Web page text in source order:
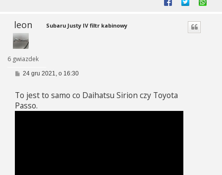
leon
6 gwiazdek
Subaru Justy IV filtr kabinowy
P
t
24 gru 2021, o 16:30
To jest to samo co Daihatsu Sirion czy Toyota
Passo.